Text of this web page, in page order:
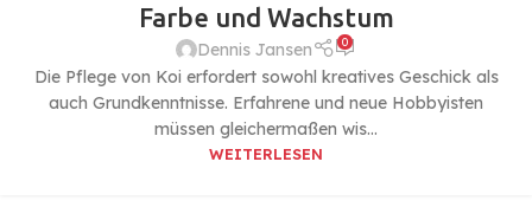
Farbe und Wachstum
Dennis Jansen 0
Die Pflege von Koi erfordert sowohl kreatives Geschick als
auch Grundkenntnisse. Erfahrene und neue Hobbyisten
müssen gleichermaßen wis...
WEITERLESEN